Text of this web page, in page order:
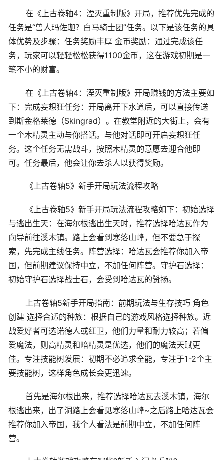
在《上古卷轴4：湮灭重制版》开局，推荐优先完成的
任务是“兽人玛佐迦？白马骑士团”任务。以下是该任务的具
体优势及步骤：任务奖励丰厚 金币奖励：通过完成该任
务，玩家可以轻轻松松获得1100金币，这在游戏初期是一
笔不小的财富。
在《上古卷轴4：湮灭重制版》开局赚钱的方法主要如
下：完成妄想狂任务：开局离开下水道后，可以直接传送
到斯金格莱德（Skingrad）。在教堂附近的大街上，会有
一个木精灵主动与你搭话。与他对话即可开启妄想狂任
务。这个任务无需战斗，按照木精灵的意愿去迎合他即
可。任务最后，他会让你去杀人以获得奖励。
《上古卷轴5》新手开局玩法流程攻略
《上古卷轴5》新手开局玩法流程攻略如下：初始选择
与逃出生天：在海尔根逃出生天时，推荐选择哈达瓦作为
向导前往溪木镇。路上会看到寒落山峰，但不要急于探
索，先完成主线任务。阵营选择：哈达瓦会推荐你加入帝
国，但前期建议保持中立，不加任何阵营。守护石选择：
初始守护石选择战士石，会受到哈达瓦的赞扬。
上古卷轴5新手开局指南：前期玩法与生存技巧 角色
创建 选择合适的种族：根据自己的游戏风格选择种族。近
战爱好者可选诺德人或红卫，他们力量和耐力较高；若偏
爱魔法，则高精灵和暗精灵是优选，他们的魔法天赋更
佳。专注技能树发展：初期不必追求全能，专注于1-2个主
要技能树，这样角色成长会更迅速。
首先是海尔根出来，推荐选择哈达瓦去溪木镇，海尔
根逃出来，出了洞路上会看见寒落山峰~之后路上哈达瓦会
推荐你加入帝国，我个人看法是前期中立，不加任何阵
营。